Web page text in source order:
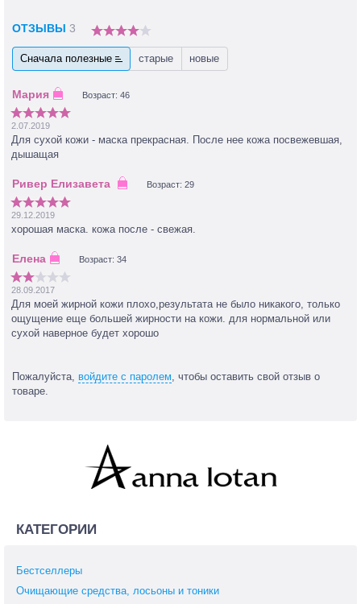
ОТЗЫВЫ 3
Сначала полезные старые новые
Возраст: 46
2.07.2019
Для сухой кожи - маска прекрасная. После нее кожа посвежевшая,
дышащая
Возраст: 29
29.12.2019
хорошая маска. кожа после - свежая.
Возраст: 34
28.09.2017
Для моей жирной кожи плохо,результата не было никакого, только
ощущение еще большей жирности на кожи. для нормальной или
сухой наверное будет хорошо
Пожалуйста, войдите с паролем, чтобы оставить свой отзыв о
товаре.
КАТЕГОРИИ
Бестселлеры
Очищающие средства, лосьоны и тоники